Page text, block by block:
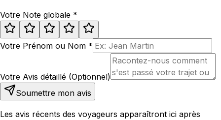
Votre Note globale *
Votre Prénom ou Nom *
Votre Avis détaillé (Optionnel)
Soumettre mon avis
Les avis récents des voyageurs apparaîtront ici après